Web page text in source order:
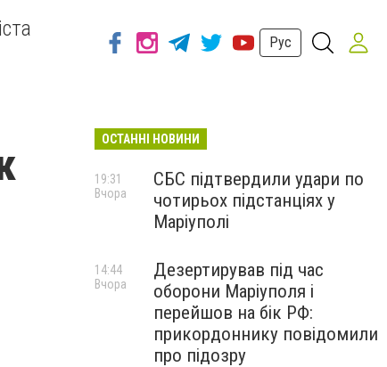
Рус
ОСТАННІ НОВИНИ
СБС підтвердили удари по
чотирьох підстанціях у
Маріуполі
19:31
Вчора
Дезертирував під час
оборони Маріуполя і
перейшов на бік РФ:
прикордоннику повідомили
про підозру
14:44
Вчора